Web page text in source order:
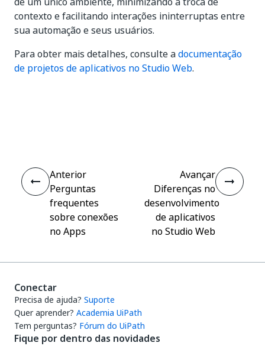
contexto e facilitando interações ininterruptas entre
sua automação e seus usuários.
Para obter mais detalhes, consulte adocumentação
de projetos de aplicativos no Studio Web.
Anterior
Perguntas
frequentes
sobre conexões
no Apps
Avançar
Diferenças no
desenvolvimento
de aplicativos
no Studio Web
Conectar
Precisa de ajuda? Suporte
Quer aprender? Academia UiPath
Tem perguntas? Fórum do UiPath
Fique por dentro das novidades